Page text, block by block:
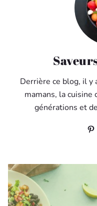
Derrière ce blog, il y
mamans, la cuisine
générations et